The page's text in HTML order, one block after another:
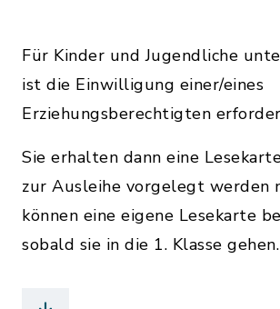
Für Kinder und Jugendliche
ist die Einwilligung einer/eines
Erziehungsberechtigten
Sie erhalten dann eine
zur Ausleihe vorgelegt werden
können eine eigene Lesekarte
sobald sie in die 1. Klasse gehen.